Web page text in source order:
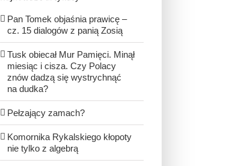
Pan Tomek objaśnia prawicę –
cz. 15 dialogów z panią Zosią
Tusk obiecał Mur Pamięci. Minął
miesiąc i cisza. Czy Polacy
znów dadzą się wystrychnąć
na dudka?
Pełzający zamach?
Komornika Rykalskiego kłopoty
nie tylko z algebrą